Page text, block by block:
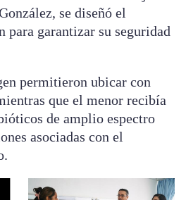
se diseñó el
para garantizar su seguridad
permitieron ubicar con
que el menor recibía
de amplio espectro
asociadas con el